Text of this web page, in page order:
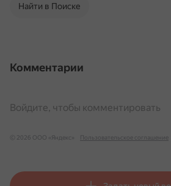
Найти в Поиске
Комментарии
Войдите, чтобы комментировать
© 2026 ООО «Яндекс» Пользовательское соглашение